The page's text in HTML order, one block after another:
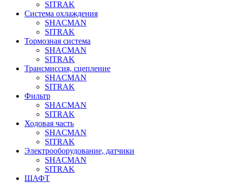
SITRAK
Система охлаждения
SHACMAN
SITRAK
Тормозная система
SHACMAN
SITRAK
Трансмиссия, сцепление
SHACMAN
SITRAK
Фильтр
SHACMAN
SITRAK
Ходовая часть
SHACMAN
SITRAK
Электрооборудование, датчики
SHACMAN
SITRAK
ШАФТ